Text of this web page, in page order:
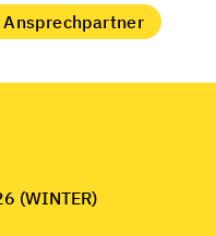
Ansprechpartner
(WINTER)